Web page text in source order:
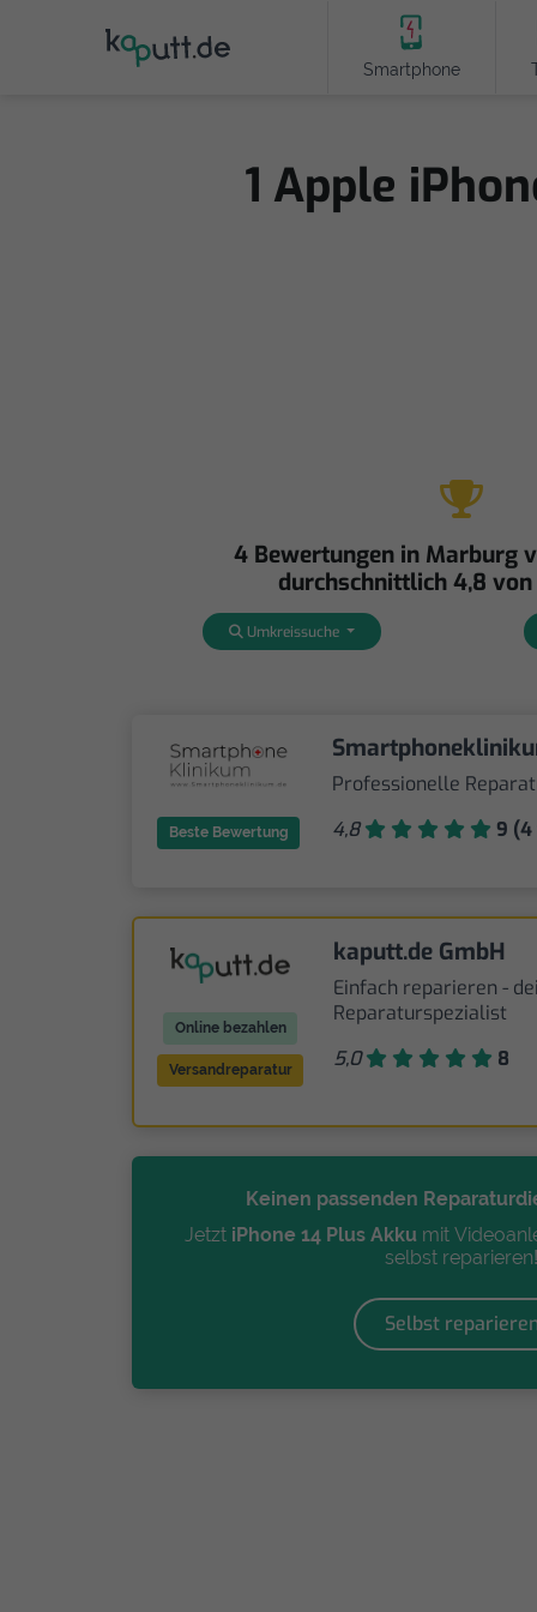
Smartphone
1 Apple
4 Bewertungen in Marburg
durchschnittlich 4,8 von
Umkreissuche
Beste Bewertung
Professionelle
4,8
9
Online bezahlen
Versandreparatur
kaputt.de GmbH
Einfach reparieren -
Reparaturspezialist
5,0
8
Keinen passenden
Jetzt iPhone 14 Plus Akku mit
selbst reparieren!
Selbst